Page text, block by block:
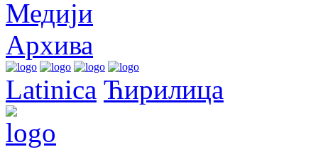
Медији
Архива
Latinica Ћирилица